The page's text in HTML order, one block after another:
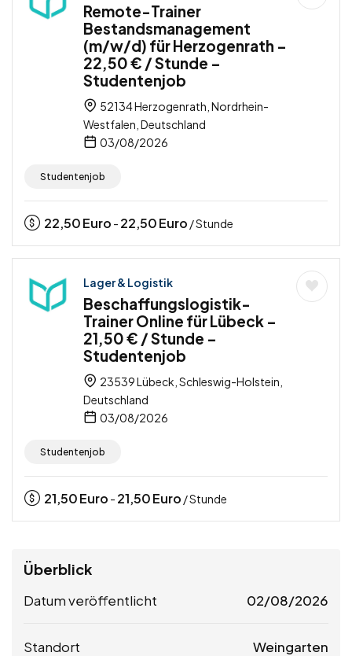
Remote-Trainer
Bestandsmanagement
(m/w/d) für Herzogenrath –
22,50 € / Stunde –
Studentenjob
52134 Herzogenrath, Nordrhein-
Westfalen, Deutschland
03/08/2026
Studentenjob
22,50Euro - 22,50Euro / Stunde
Lager & Logistik
Beschaffungslogistik-
Trainer Online für Lübeck –
21,50 € / Stunde –
Studentenjob
23539 Lübeck, Schleswig-Holstein,
Deutschland
03/08/2026
Studentenjob
21,50Euro - 21,50Euro / Stunde
Überblick
Datum veröffentlicht 02/08/2026
Standort Weingarten